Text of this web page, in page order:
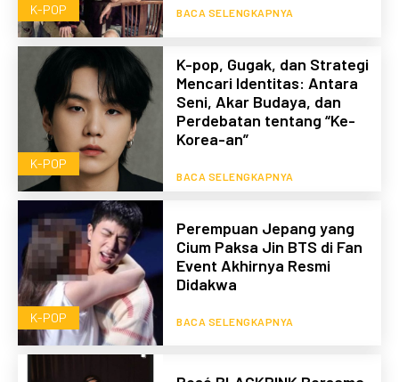
K-POP BACA SELENGKAPNYA
K-POP
K-pop, Gugak, dan Strategi
Mencari Identitas: Antara
Seni, Akar Budaya, dan
Perdebatan tentang “Ke-
Korea-an”
BACA SELENGKAPNYA
K-POP
Perempuan Jepang yang
Cium Paksa Jin BTS di Fan
Event Akhirnya Resmi
Didakwa
BACA SELENGKAPNYA